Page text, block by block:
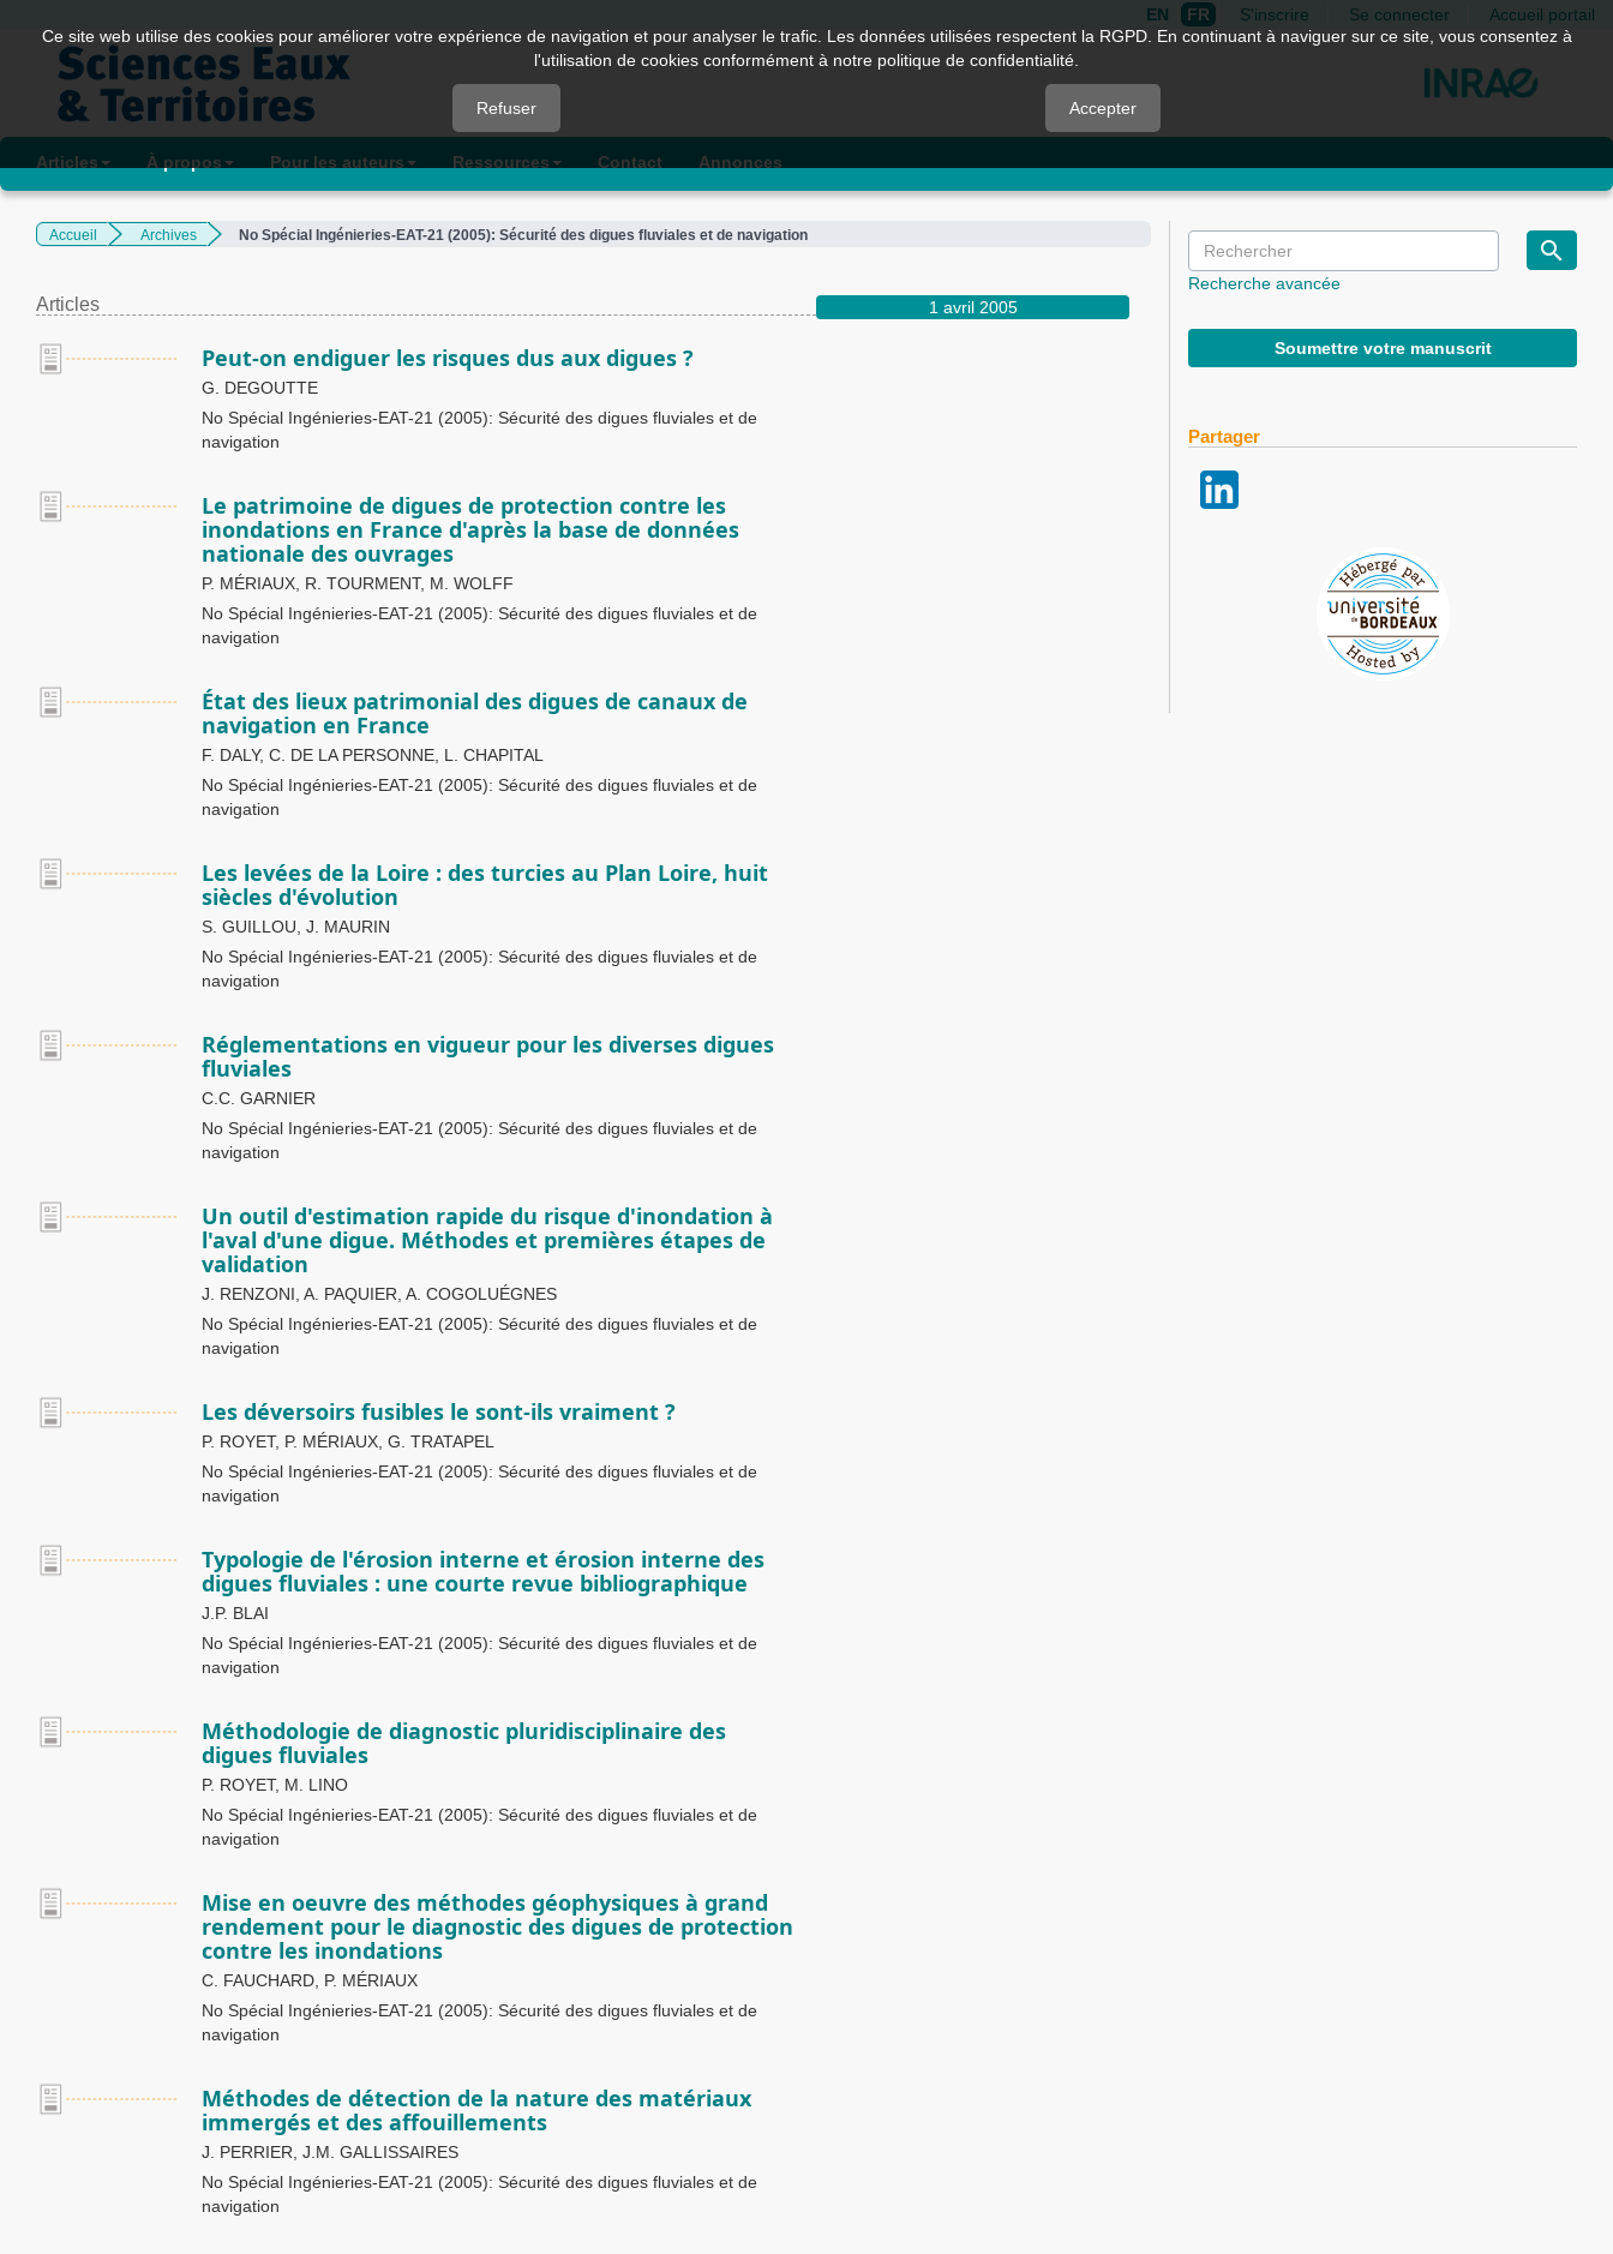
Quick
jump
page
content
Navigation
Main
Sidebar
EN FR S'inscrire Se connecter Accueil portail
Articles À propos Pour les auteurs Ressources Contact Annonces
Accueil Archives No Spécial Ingénieries-EAT-21 (2005): Sécurité des digues fluviales et de navigation
1 avril 2005
Articles
Peut-on endiguer les risques dus aux digues ?
G. DEGOUTTE
No Spécial Ingénieries-EAT-21 (2005): Sécurité des digues fluviales et de
navigation
Le patrimoine de digues de protection contre les
inondations en France d'après la base de données
nationale des ouvrages
P. MÉRIAUX, R. TOURMENT, M. WOLFF
No Spécial Ingénieries-EAT-21 (2005): Sécurité des digues fluviales et de
navigation
État des lieux patrimonial des digues de canaux de
navigation en France
F. DALY, C. DE LA PERSONNE, L. CHAPITAL
No Spécial Ingénieries-EAT-21 (2005): Sécurité des digues fluviales et de
navigation
Les levées de la Loire : des turcies au Plan Loire, huit
siècles d'évolution
S. GUILLOU, J. MAURIN
No Spécial Ingénieries-EAT-21 (2005): Sécurité des digues fluviales et de
navigation
Réglementations en vigueur pour les diverses digues
fluviales
C.C. GARNIER
No Spécial Ingénieries-EAT-21 (2005): Sécurité des digues fluviales et de
navigation
Un outil d'estimation rapide du risque d'inondation à
l'aval d'une digue. Méthodes et premières étapes de
validation
J. RENZONI, A. PAQUIER, A. COGOLUÉGNES
No Spécial Ingénieries-EAT-21 (2005): Sécurité des digues fluviales et de
navigation
Les déversoirs fusibles le sont-ils vraiment ?
P. ROYET, P. MÉRIAUX, G. TRATAPEL
No Spécial Ingénieries-EAT-21 (2005): Sécurité des digues fluviales et de
navigation
Typologie de l'érosion interne et érosion interne des
digues fluviales : une courte revue bibliographique
J.P. BLAI
No Spécial Ingénieries-EAT-21 (2005): Sécurité des digues fluviales et de
navigation
Méthodologie de diagnostic pluridisciplinaire des
digues fluviales
P. ROYET, M. LINO
No Spécial Ingénieries-EAT-21 (2005): Sécurité des digues fluviales et de
navigation
Mise en oeuvre des méthodes géophysiques à grand
rendement pour le diagnostic des digues de protection
contre les inondations
C. FAUCHARD, P. MÉRIAUX
No Spécial Ingénieries-EAT-21 (2005): Sécurité des digues fluviales et de
navigation
Méthodes de détection de la nature des matériaux
immergés et des affouillements
J. PERRIER, J.M. GALLISSAIRES
No Spécial Ingénieries-EAT-21 (2005): Sécurité des digues fluviales et de
navigation
Recherche avancée
Soumettre votre manuscrit
Partager
Ce site web utilise des cookies pour améliorer votre expérience de navigation et pour analyser le trafic. Les données utilisées respectent la RGPD. En continuant à naviguer sur ce site, vous consentez à
l'utilisation de cookies conformément à notre politique de confidentialité.
Refuser Accepter